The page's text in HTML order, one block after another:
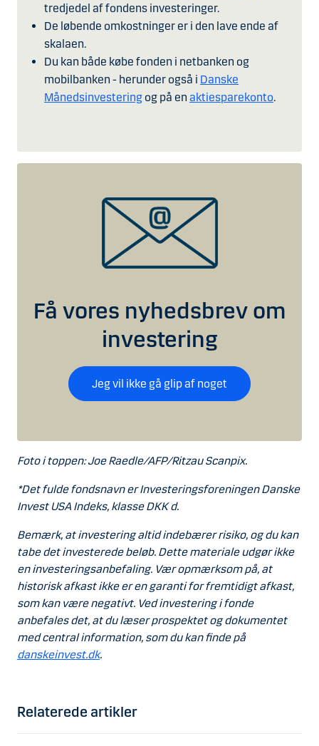
tredjedel af fondens investeringer.
De løbende omkostninger er i den lave ende af
skalaen.
Du kan både købe fonden i netbanken og
mobilbanken - herunder også i Danske
Månedsinvestering og på en aktiesparekonto.
Få vores nyhedsbrev om
investering
Jeg vil ikke gå glip af noget
Foto i toppen: Joe Raedle/AFP/Ritzau Scanpix.
*Det fulde fondsnavn er Investeringsforeningen Danske
Invest USA Indeks, klasse DKK d.
Bemærk, at investering altid indebærer risiko, og du kan
tabe det investerede beløb. Dette materiale udgør ikke
en investeringsanbefaling. Vær opmærksom på, at
historisk afkast ikke er en garanti for fremtidigt afkast,
som kan være negativt. Ved investering i fonde
anbefales det, at du læser prospektet og dokumentet
med central information, som du kan finde på
danskeinvest.dk.
Relaterede artikler